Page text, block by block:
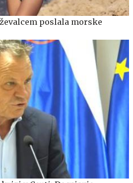
poslala morske